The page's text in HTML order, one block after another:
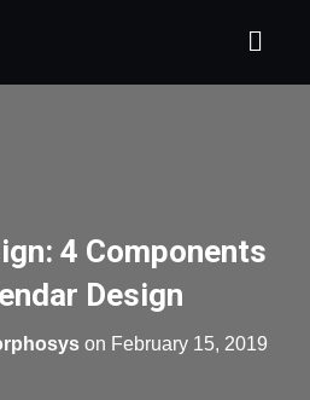
4 Components
Design
on February 15, 2019